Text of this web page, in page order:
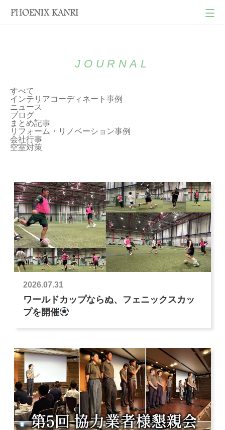
JOURNAL
すべて
インテリアコーディネート事例
ニュース
ブログ
まとめ記事
リフォーム・リノベーション事例
会社行事
空室対策
2026.07.31
ワールドカップならぬ、フェニックスカッ
プを開催